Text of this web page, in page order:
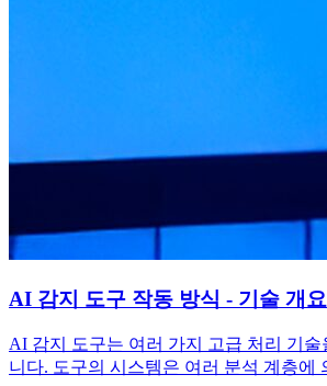
AI 감지 도구 작동 방식 - 기술 개요
AI 감지 도구는 여러 가지 고급 처리 기
니다. 도구의 시스템은 여러 분석 계층에